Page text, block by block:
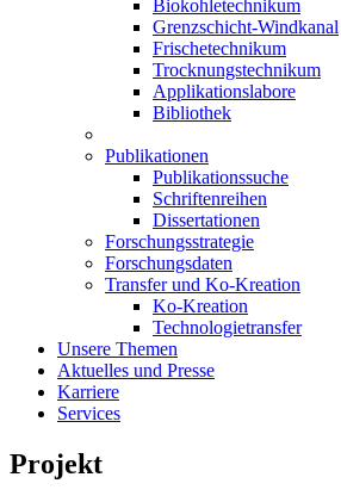
Biokohletechnikum
Grenzschicht-Windkanal
Frischetechnikum
Trocknungstechnikum
Applikationslabore
Bibliothek
Publikationen
Publikationssuche
Schriftenreihen
Dissertationen
Forschungsstrategie
Forschungsdaten
Transfer und Ko-Kreation
Ko-Kreation
Technologietransfer
Unsere Themen
Aktuelles und Presse
Karriere
Services
Projekt